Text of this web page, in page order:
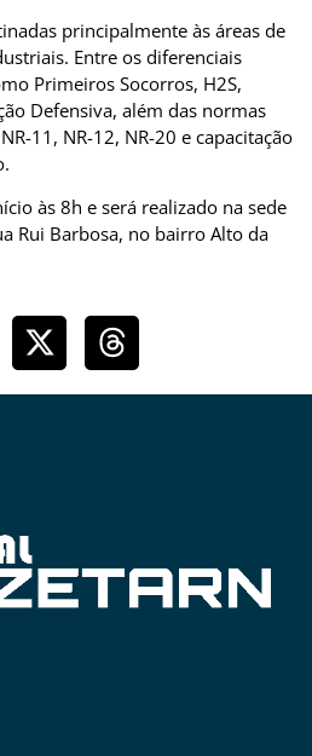
principalmente às áreas de
Entre os diferenciais
Primeiros Socorros, H2S,
Defensiva, além das normas
11, NR-12, NR-20 e capacitação
às 8h e será realizado na sede
Rui Barbosa, no bairro Alto da